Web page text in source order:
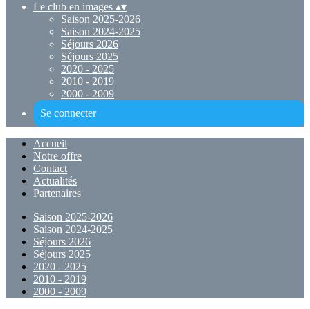
Le club en images ▴▾
Saison 2025-2026
Saison 2024-2025
Séjours 2026
Séjours 2025
2020 - 2025
2010 - 2019
2000 - 2009
Se connecter
Accueil
Notre offre
Contact
Actualités
Partenaires
Saison 2025-2026
Saison 2024-2025
Séjours 2026
Séjours 2025
2020 - 2025
2010 - 2019
2000 - 2009